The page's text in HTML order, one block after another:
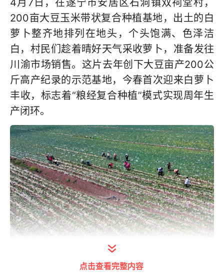
4月7日，在遂宁市安居区石洞镇双祠堂村，
200亩大豆玉米带状复合种植基地，出土的白
萝卜整齐地排列在地头，个头饱满、色泽洁
白，村民们趁着晴好天气采收萝卜，准备发往
川渝市场销售。这片去年创下大豆亩产200公
斤高产纪录的示范基地，今春首次迎来白萝卜
丰收，标志着“粮经复合种植”模式实现周年生
产闭环。
点击查看完整内容